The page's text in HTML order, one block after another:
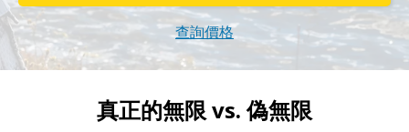
查詢價格
真正的無限 vs.偽無限